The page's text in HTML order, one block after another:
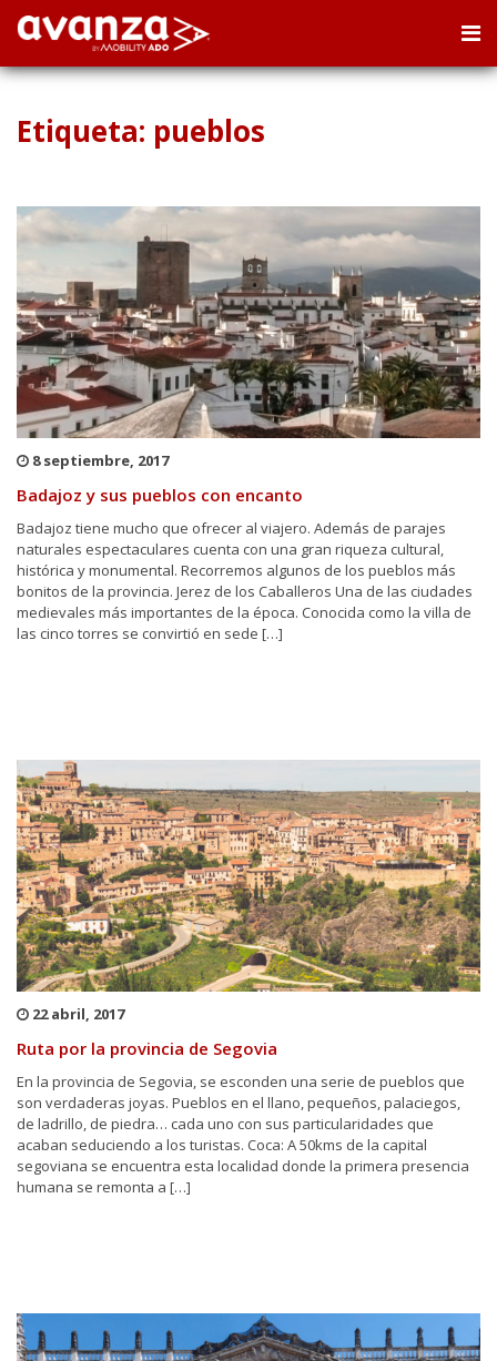
Etiqueta: pueblos
8 septiembre, 2017
Badajoz y sus pueblos con encanto
Badajoz tiene mucho que ofrecer al viajero. Además de parajes
naturales espectaculares cuenta con una gran riqueza cultural,
histórica y monumental. Recorremos algunos de los pueblos más
bonitos de la provincia. Jerez de los Caballeros Una de las ciudades
medievales más importantes de la época. Conocida como la villa de
las cinco torres se convirtió en sede […]
22 abril, 2017
Ruta por la provincia de Segovia
En la provincia de Segovia, se esconden una serie de pueblos que
son verdaderas joyas. Pueblos en el llano, pequeños, palaciegos,
de ladrillo, de piedra… cada uno con sus particularidades que
acaban seduciendo a los turistas. Coca: A 50kms de la capital
segoviana se encuentra esta localidad donde la primera presencia
humana se remonta a […]